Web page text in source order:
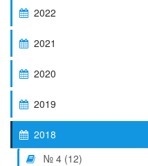
2022
2021
2020
2019
2018
№ 4 (12)